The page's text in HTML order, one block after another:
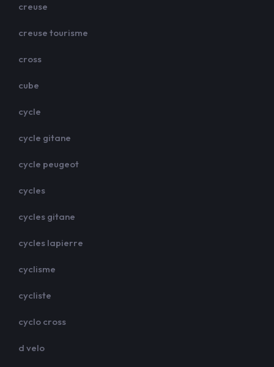
creuse
creuse tourisme
cross
cube
cycle
cycle gitane
cycle peugeot
cycles
cycles gitane
cycles lapierre
cyclisme
cycliste
cyclo cross
d velo